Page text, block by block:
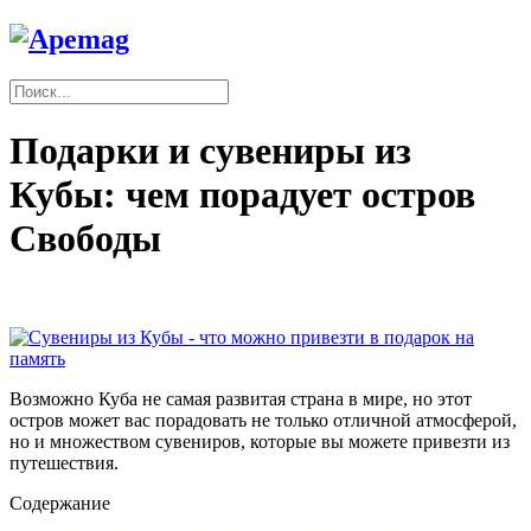
Подарки и сувениры из
Кубы: чем порадует остров
Свободы
Возможно Куба не самая развитая страна в мире, но этот
остров может вас порадовать не только отличной атмосферой,
но и множеством сувениров, которые вы можете привезти из
путешествия.
Содержание